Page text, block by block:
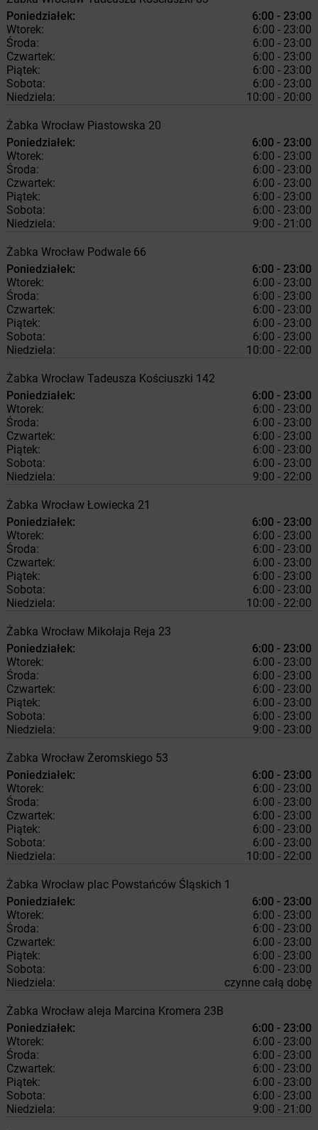
Poniedziałek:
6:00 - 23:00
Wtorek:
6:00 - 23:00
Środa:
6:00 - 23:00
Czwartek:
6:00 - 23:00
Piątek:
6:00 - 23:00
Sobota:
6:00 - 23:00
Niedziela:
10:00 - 20:00
Żabka Wrocław Piastowska 20
Poniedziałek:
6:00 - 23:00
Wtorek:
6:00 - 23:00
Środa:
6:00 - 23:00
Czwartek:
6:00 - 23:00
Piątek:
6:00 - 23:00
Sobota:
6:00 - 23:00
Niedziela:
9:00 - 21:00
Żabka Wrocław Podwale 66
Poniedziałek:
6:00 - 23:00
Wtorek:
6:00 - 23:00
Środa:
6:00 - 23:00
Czwartek:
6:00 - 23:00
Piątek:
6:00 - 23:00
Sobota:
6:00 - 23:00
Niedziela:
10:00 - 22:00
Żabka Wrocław Tadeusza Kościuszki 142
Poniedziałek:
6:00 - 23:00
Wtorek:
6:00 - 23:00
Środa:
6:00 - 23:00
Czwartek:
6:00 - 23:00
Piątek:
6:00 - 23:00
Sobota:
6:00 - 23:00
Niedziela:
9:00 - 22:00
Żabka Wrocław Łowiecka 21
Poniedziałek:
6:00 - 23:00
Wtorek:
6:00 - 23:00
Środa:
6:00 - 23:00
Czwartek:
6:00 - 23:00
Piątek:
6:00 - 23:00
Sobota:
6:00 - 23:00
Niedziela:
10:00 - 22:00
Żabka Wrocław Mikołaja Reja 23
Poniedziałek:
6:00 - 23:00
Wtorek:
6:00 - 23:00
Środa:
6:00 - 23:00
Czwartek:
6:00 - 23:00
Piątek:
6:00 - 23:00
Sobota:
6:00 - 23:00
Niedziela:
9:00 - 23:00
Żabka Wrocław Żeromskiego 53
Poniedziałek:
6:00 - 23:00
Wtorek:
6:00 - 23:00
Środa:
6:00 - 23:00
Czwartek:
6:00 - 23:00
Piątek:
6:00 - 23:00
Sobota:
6:00 - 23:00
Niedziela:
10:00 - 22:00
Żabka Wrocław plac Powstańców Śląskich 1
Poniedziałek:
6:00 - 23:00
Wtorek:
6:00 - 23:00
Środa:
6:00 - 23:00
Czwartek:
6:00 - 23:00
Piątek:
6:00 - 23:00
Sobota:
6:00 - 23:00
Niedziela:
czynne całą dobę
Żabka Wrocław aleja Marcina Kromera 23B
Poniedziałek:
6:00 - 23:00
Wtorek:
6:00 - 23:00
Środa:
6:00 - 23:00
Czwartek:
6:00 - 23:00
Piątek:
6:00 - 23:00
Sobota:
6:00 - 23:00
Niedziela:
9:00 - 21:00